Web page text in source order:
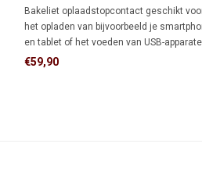
Bakeliet oplaadstopcontact geschikt
het opladen van bijvoorbeeld je
en tablet of het voeden van USB-
Gelijktijdig opladen van twee apparaten is
€59,90